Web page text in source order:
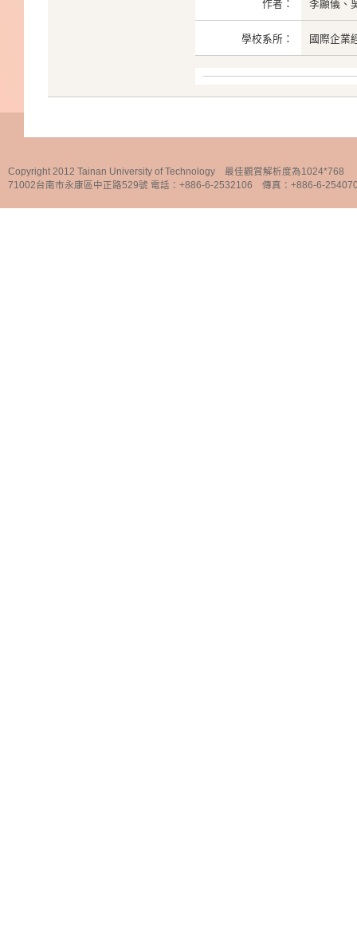
作者： 李顯儀、
學校系所： 國際企業
Copyright 2012 Tainan University of Technology 最佳觀賞解析度為1024*768
71002台南市永康區中正路529號 電話：+886-6-2532106 傳真：+886-6-